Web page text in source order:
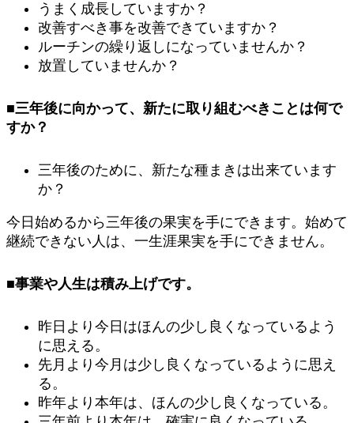
うまく成長していますか？
改善すべき事を改善できていますか？
ルーチンの繰り返しになっていませんか？
放置していませんか？
■三年後に向かって、新たに取り組むべきことは何で
すか？
三年後のために、新たな種まきは出来ています
か？
今日始めるから三年後の果実を手にできます。始めて
継続できない人は、一生涯果実を手にできません。
■事業や人生は積み上げです。
昨日より今日はほんの少し良くなっているよう
に思える。
先月より今月は少し良くなっているように思え
る。
昨年より本年は、ほんの少し良くなっている。